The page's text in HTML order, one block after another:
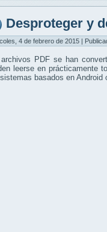
Desproteger y
4 de febrero de 2015 |
archivos PDF se han
leerse en prácticamente
basados en